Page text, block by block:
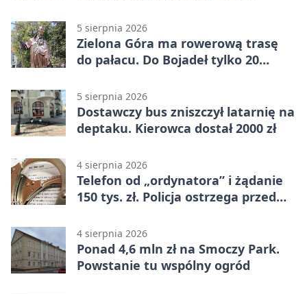
5 sierpnia 2026
Zielona Góra ma rowerową trasę
do pałacu. Do Bojadeł tylko 20
5 sierpnia 2026
Dostawczy bus zniszczył latarnię na
deptaku. Kierowca dostał 2000 zł
4 sierpnia 2026
Telefon od „ordynatora” i żądanie
150 tys. zł. Policja ostrzega przed
4 sierpnia 2026
Ponad 4,6 mln zł na Smoczy Park.
Powstanie tu wspólny ogród